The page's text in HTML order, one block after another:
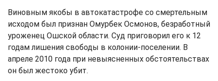
Виновным якобы в автокатастрофе со смертельным
исходом был признан Омурбек Осмонов, безработный
уроженец Ошской области. Суд приговорил его к 12
годам лишения свободы в колонии-поселении. В
апреле 2010 года при невыясненных обстоятельствах
он был жестоко убит.